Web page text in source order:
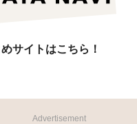
サイトはこちら！
Advertisement